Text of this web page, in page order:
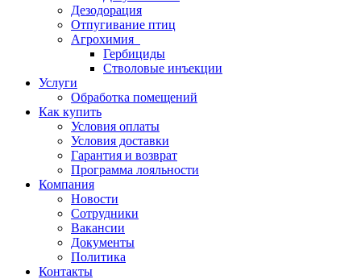
Дезодорация
Отпугивание птиц
Агрохимия
Гербициды
Стволовые инъекции
Услуги
Обработка помещений
Как купить
Условия оплаты
Условия доставки
Гарантия и возврат
Программа лояльности
Компания
Новости
Сотрудники
Вакансии
Документы
Политика
Контакты